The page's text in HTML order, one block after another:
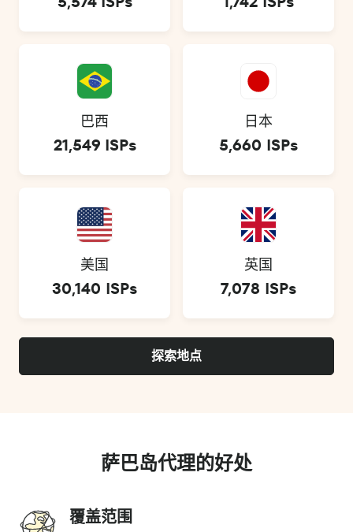
巴西
21,549 ISPs
日本
5,660 ISPs
美国
30,140 ISPs
英国
7,078 ISPs
探索地点
萨巴岛代理的好处
覆盖范围